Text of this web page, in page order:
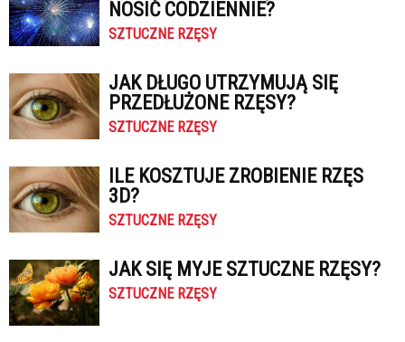
NOSIĆ CODZIENNIE?
SZTUCZNE RZĘSY
JAK DŁUGO UTRZYMUJĄ SIĘ
PRZEDŁUŻONE RZĘSY?
SZTUCZNE RZĘSY
ILE KOSZTUJE ZROBIENIE RZĘS
3D?
SZTUCZNE RZĘSY
JAK SIĘ MYJE SZTUCZNE RZĘSY?
SZTUCZNE RZĘSY